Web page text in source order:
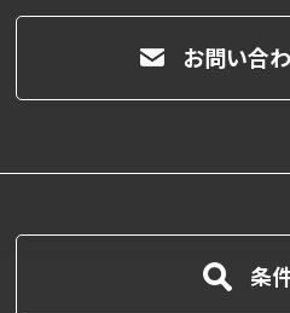
お問い合
条